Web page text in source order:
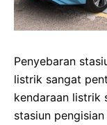
Penyebaran
listrik sangat
kendaraan listrik
stasiun